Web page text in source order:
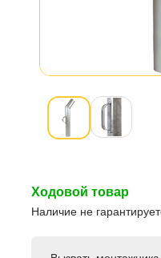
Ходовой товар
Наличие не